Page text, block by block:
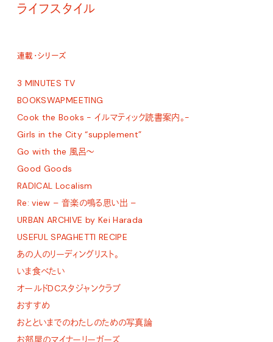
ライフスタイル
連載・シリーズ
3 MINUTES TV
BOOKSWAPMEETING
Cook the Books - イルマティック読書案内。-
Girls in the City “supplement”
Go with the 風呂〜
Good Goods
RADICAL Localism
Re: view – 音楽の鳴る思い出 –
URBAN ARCHIVE by Kei Harada
USEFUL SPAGHETTI RECIPE
あの人のリーディングリスト。
いま食べたい
オールドDCスタジャンクラブ
おすすめ
おとといまでのわたしのための写真論
お部屋のマイナーリーガーズ